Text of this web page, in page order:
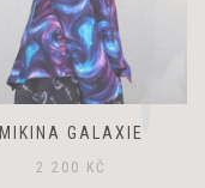
MIKINA GALAXIE
2 200 KČ